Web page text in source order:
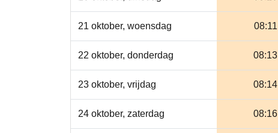
21 oktober, woensdag 08:11
22 oktober, donderdag 08:13
23 oktober, vrijdag 08:14
24 oktober, zaterdag 08:16